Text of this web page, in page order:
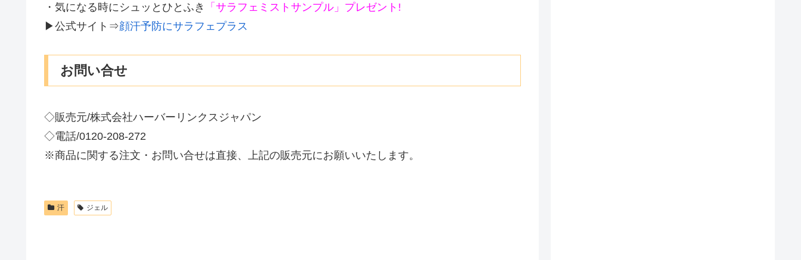
・気になる時にシュッとひとふき
「サラフェミストサンプル」プレゼント!
▶公式サイト⇒顔汗予防にサラフェプラス
お問い合せ
◇販売元/株式会社ハーバーリンクスジャパン
◇電話/0120-208-272
※商品に関する注文・お問い合せは直接、上記の販売元にお願いいたします。
汗 ジェル